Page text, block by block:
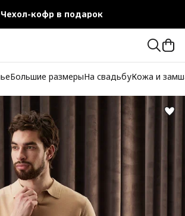
Чехол-кофр в подарок
при заказе от 10 000 руб.
Большие размерыНа свадьбуКожа и